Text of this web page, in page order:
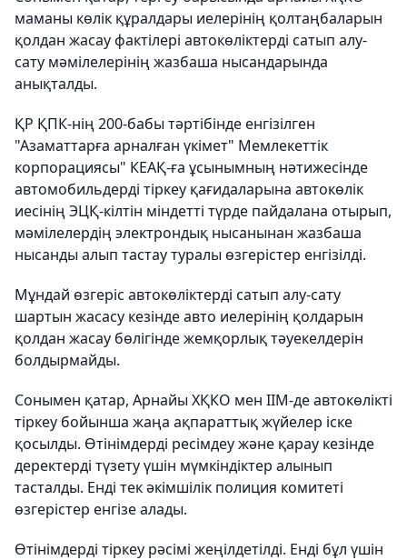
маманы көлік құралдары иелерінің қолтаңбаларын
қолдан жасау фактілері автокөліктерді сатып алу-
сату мәмілелерінің жазбаша нысандарында
анықталды.
ҚР ҚПК-нің 200-бабы тәртібінде енгізілген
"Азаматтарға арналған үкімет" Мемлекеттік
корпорациясы" КЕАҚ-ға ұсынымның нәтижесінде
автомобильдерді тіркеу қағидаларына автокөлік
иесінің ЭЦҚ-кілтін міндетті түрде пайдалана отырып,
мәмілелердің электрондық нысанынан жазбаша
нысанды алып тастау туралы өзгерістер енгізілді.
Мұндай өзгеріс автокөліктерді сатып алу-сату
шартын жасасу кезінде авто иелерінің қолдарын
қолдан жасау бөлігінде жемқорлық тәуекелдерін
болдырмайды.
Сонымен қатар, Арнайы ХҚКО мен ІІМ-де автокөлікті
тіркеу бойынша жаңа ақпараттық жүйелер іске
қосылды. Өтінімдерді ресімдеу және қарау кезінде
деректерді түзету үшін мүмкіндіктер алынып
тасталды. Енді тек әкімшілік полиция комитеті
өзгерістер енгізе алады.
Өтінімдерді тіркеу рәсімі жеңілдетілді. Енді бұл үшін